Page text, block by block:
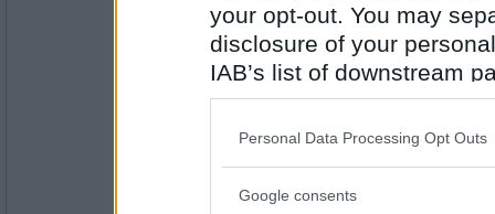
your opt-out. You may
disclosure of your
IAB’s list of downstream
also be disclosed by us
Downstream Participants
Please note that this
Personal Data Processing Opt Outs
Google consents
Antal inlägg:
2054
- Spelvärd/Forumvärd
Antal inlägg: